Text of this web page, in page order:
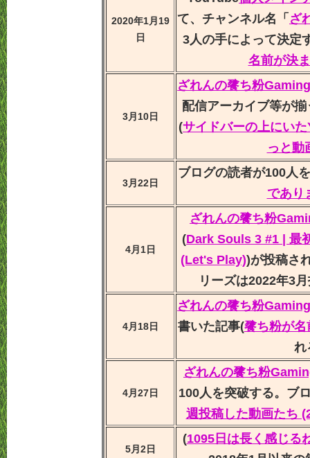
2020年1月19
日
て、チャンネル名「 ざ
3人の手によって決定
名前が決
3月10日
ざれんの餮ち粉Gaming
配信アーカイブ等が
(サイドバーの上にい
っと動
3月22日
ブログの読者が100人
であり
4月1日
ざれんの餮ち粉
(Dark Souls 3 #1 | 最
(Let's Play))が投稿さ
リーズは2022年3
4月18日
ざれんの餮ち粉Gaming
書いた記事(餮ち粉が名
れ
4月27日
ざれんの餮ち粉
100人を突破する。ブ
週投稿した動画たち
5月2日
(1095日は長く感じる